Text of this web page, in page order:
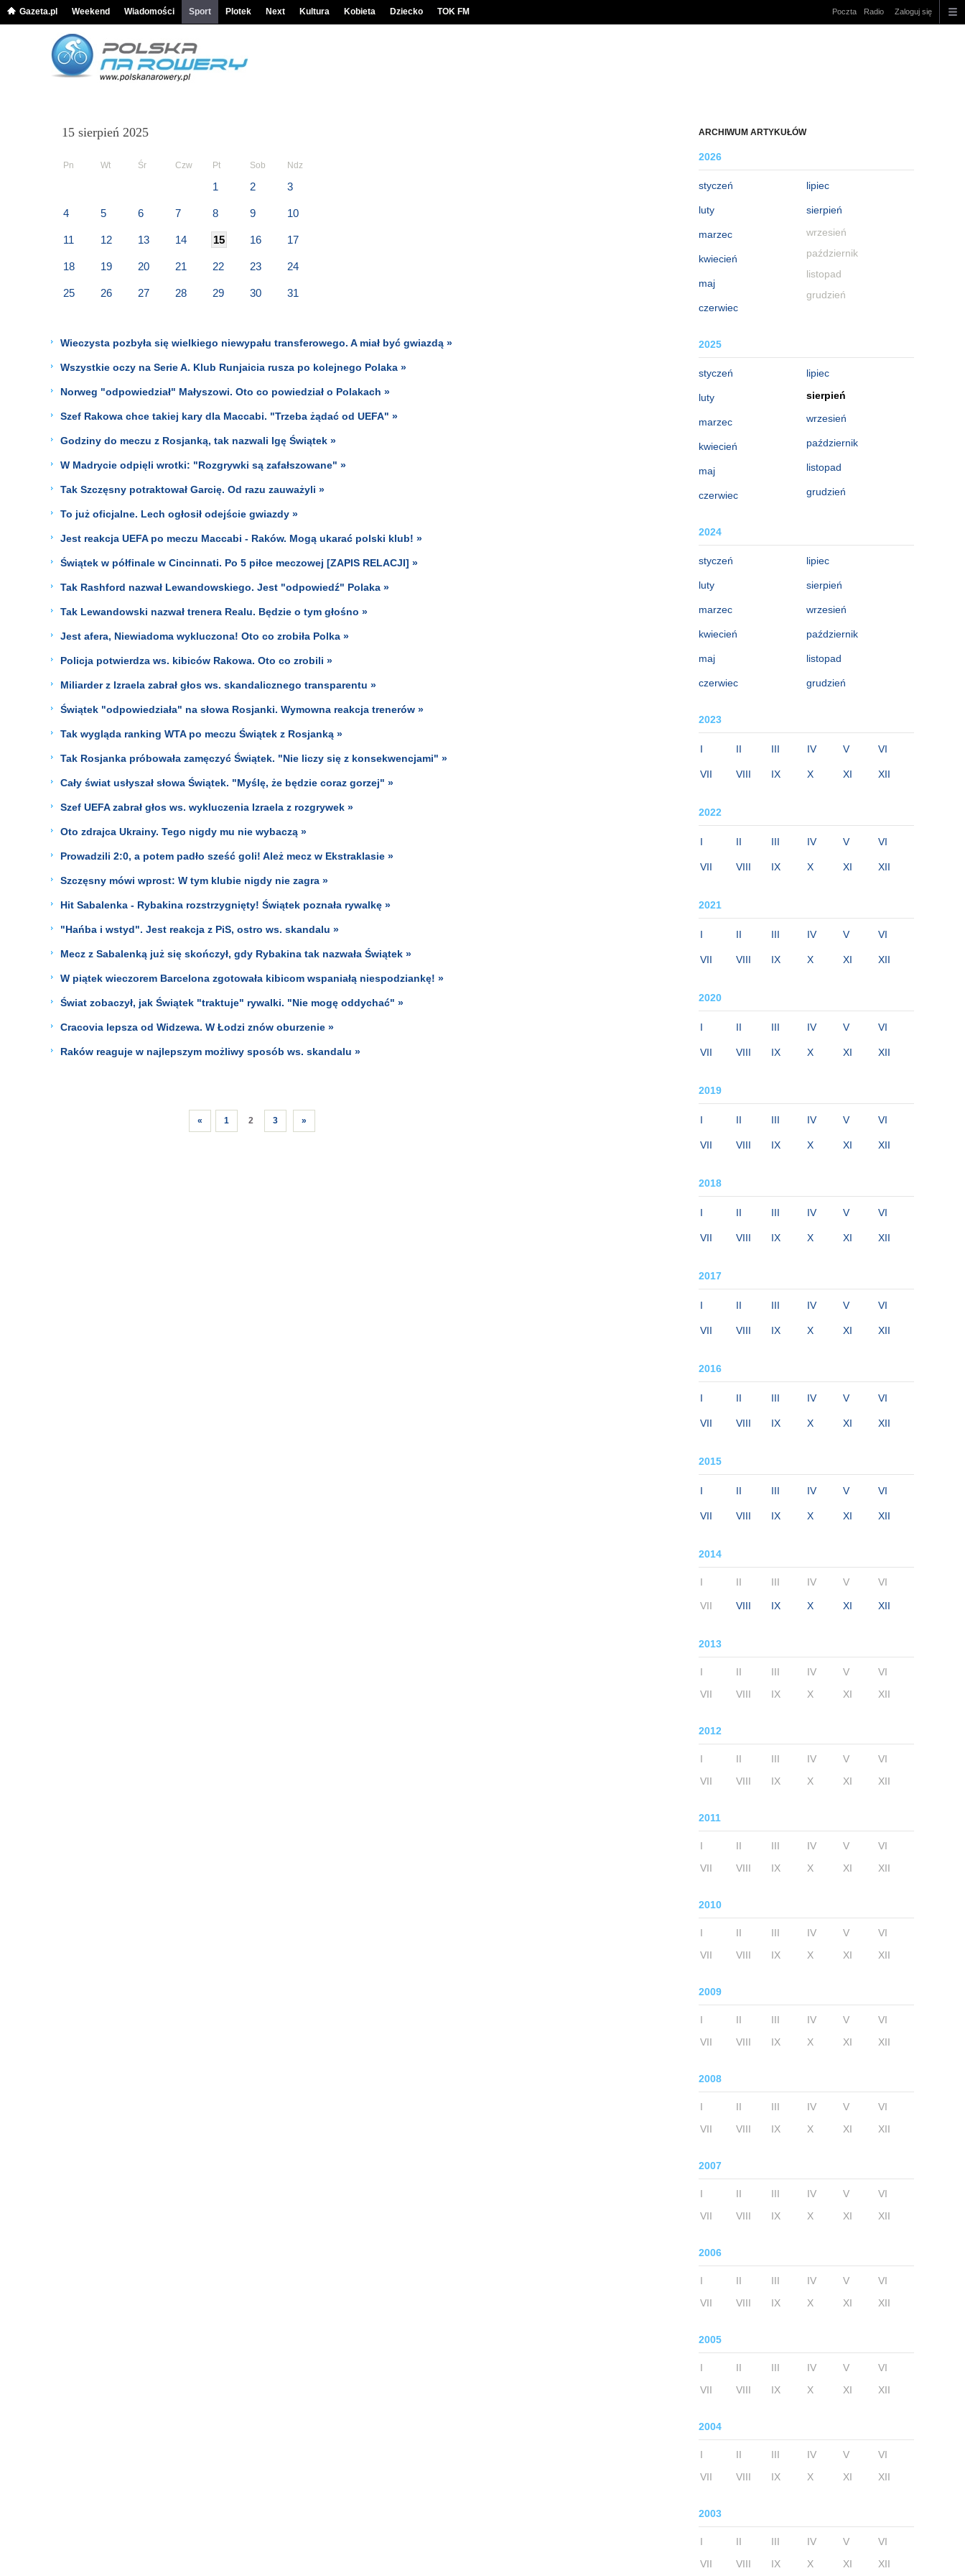
Gazeta.pl Weekend Wiadomości Sport Plotek Next Kultura Kobieta Dziecko TOK FM Poczta Radio Zaloguj się
ARCHIWUM ARTYKUŁÓW
2026
styczeń
luty
marzec
kwiecień
maj
czerwiec
lipiec
sierpień
wrzesień
październik
listopad
grudzień
2025
styczeń
luty
marzec
kwiecień
maj
czerwiec
lipiec
sierpień
wrzesień
październik
listopad
grudzień
2024
styczeń
luty
marzec
kwiecień
maj
czerwiec
lipiec
sierpień
wrzesień
październik
listopad
grudzień
2023
I II III IV V VI
VII VIII IX X XI XII
2022
I II III IV V VI
VII VIII IX X XI XII
2021
I II III IV V VI
VII VIII IX X XI XII
2020
I II III IV V VI
VII VIII IX X XI XII
2019
I II III IV V VI
VII VIII IX X XI XII
2018
I II III IV V VI
VII VIII IX X XI XII
2017
I II III IV V VI
VII VIII IX X XI XII
2016
I II III IV V VI
VII VIII IX X XI XII
2015
I II III IV V VI
VII VIII IX X XI XII
2014
I II III IV V VI
VII VIII IX X XI XII
2013
I II III IV V
VI
VII
VIII IX X XI XII
2012
I II III IV V
VI
VII
VIII IX X XI XII
2011
I II III IV V
VI
VII
VIII IX X XI XII
2010
I II III IV V
VI
VII
VIII IX X XI XII
2009
I II III IV V
VI
VII
VIII IX X XI XII
2008
I II III IV V
VI
VII
VIII IX X XI XII
2007
I II III IV V
VI
VII
VIII IX X XI XII
2006
I II III IV V
VI
VII
VIII IX X XI XII
2005
I II III IV V
VI
VII
VIII IX X XI XII
2004
I II III IV V
VI
VII
VIII IX X XI XII
2003
I II III IV V
VI
VII
VIII IX X XI XII
15 sierpień 2025
Pn Wt Śr Czw Pt Sob Ndz
1 2 3
4 5 6 7 8 9 10
11 12 13 14 15 16 17
18 19 20 21 22 23 24
25 26 27 28 29 30 31
Wieczysta pozbyła się wielkiego niewypału transferowego. A miał być gwiazdą »
Wszystkie oczy na Serie A. Klub Runjaicia rusza po kolejnego Polaka »
Norweg "odpowiedział" Małyszowi. Oto co powiedział o Polakach »
Szef Rakowa chce takiej kary dla Maccabi. "Trzeba żądać od UEFA" »
Godziny do meczu z Rosjanką, tak nazwali Igę Świątek »
W Madrycie odpięli wrotki: "Rozgrywki są zafałszowane" »
Tak Szczęsny potraktował Garcię. Od razu zauważyli »
To już oficjalne. Lech ogłosił odejście gwiazdy »
Jest reakcja UEFA po meczu Maccabi - Raków. Mogą ukarać polski klub! »
Świątek w półfinale w Cincinnati. Po 5 piłce meczowej [ZAPIS RELACJI] »
Tak Rashford nazwał Lewandowskiego. Jest "odpowiedź" Polaka »
Tak Lewandowski nazwał trenera Realu. Będzie o tym głośno »
Jest afera, Niewiadoma wykluczona! Oto co zrobiła Polka »
Policja potwierdza ws. kibiców Rakowa. Oto co zrobili »
Miliarder z Izraela zabrał głos ws. skandalicznego transparentu »
Świątek "odpowiedziała" na słowa Rosjanki. Wymowna reakcja trenerów »
Tak wygląda ranking WTA po meczu Świątek z Rosjanką »
Tak Rosjanka próbowała zamęczyć Świątek. "Nie liczy się z konsekwencjami" »
Cały świat usłyszał słowa Świątek. "Myślę, że będzie coraz gorzej" »
Szef UEFA zabrał głos ws. wykluczenia Izraela z rozgrywek »
Oto zdrajca Ukrainy. Tego nigdy mu nie wybaczą »
Prowadzili 2:0, a potem padło sześć goli! Ależ mecz w Ekstraklasie »
Szczęsny mówi wprost: W tym klubie nigdy nie zagra »
Hit Sabalenka - Rybakina rozstrzygnięty! Świątek poznała rywalkę »
"Hańba i wstyd". Jest reakcja z PiS, ostro ws. skandalu »
Mecz z Sabalenką już się skończył, gdy Rybakina tak nazwała Świątek »
W piątek wieczorem Barcelona zgotowała kibicom wspaniałą niespodziankę! »
Świat zobaczył, jak Świątek "traktuje" rywalki. "Nie mogę oddychać" »
Cracovia lepsza od Widzewa. W Łodzi znów oburzenie »
Raków reaguje w najlepszym możliwy sposób ws. skandalu »
« 1 2 3 »